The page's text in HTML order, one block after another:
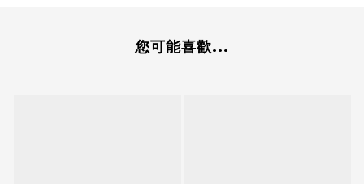
您可能喜歡...